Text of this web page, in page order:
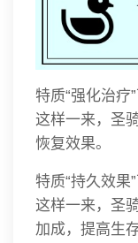
特质“强化治疗
这样一来，圣
恢复效果。
特质“持久效果
这样一来，圣
加成，提高生